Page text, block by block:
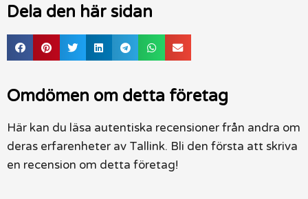
Dela den här sidan
Omdömen om detta företag
Här kan du läsa autentiska recensioner från andra om
deras erfarenheter av Tallink. Bli den första att skriva
en recension om detta företag!